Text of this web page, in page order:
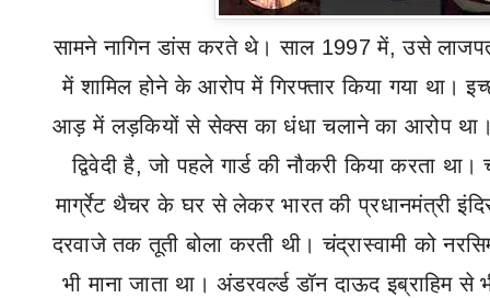
सामने नागिन डांस करते थे। साल 1997 में,उसे
में शामिल होने के आरोप में गिरफ्तार किया गया था।
आड़ में लड़कियों से सेक्स का धंधा चलाने का आरोप
द्विवेदी है,जो पहले गार्ड की नौकरी किया करता था।
मार्ग्रेट थैचर के घर से लेकर भारत की प्रधानमंत्री
दरवाजे तक तूती बोला करती थी। चंद्रास्वामी को
भी माना जाता था। अंडरवर्ल्ड डॉन दाऊद इब्राहिम